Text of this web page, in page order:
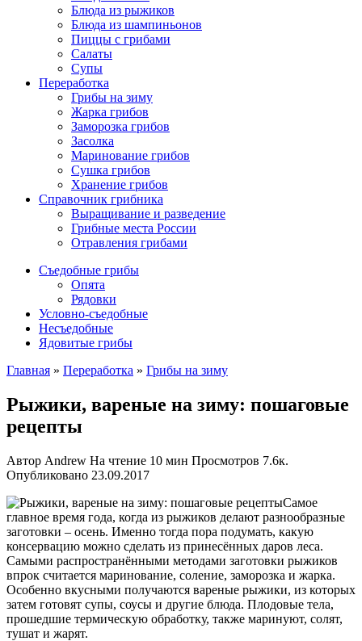
Блюда из рыжиков
Блюда из шампиньонов
Пиццы с грибами
Салаты
Супы
Переработка
Грибы на зиму
Жарка грибов
Заморозка грибов
Засолка
Маринование грибов
Сушка грибов
Хранение грибов
Справочник грибника
Выращивание и разведение
Грибные места России
Отравления грибами
Съедобные грибы
Опята
Рядовки
Условно-съедобные
Несъедобные
Ядовитые грибы
Главная » Переработка » Грибы на зиму
Рыжики, вареные на зиму: пошаговые
рецепты
Автор Andrew На чтение 10 мин Просмотров 7.6к.
Опубликовано 23.09.2017
Самое
главное время года, когда из рыжиков делают разнообразные
заготовки – осень. Именно тогда пора подумать, какую
консервацию можно сделать из принесённых даров леса.
Самыми распространёнными методами заготовки рыжиков
впрок считается маринование, соление, заморозка и жарка.
Особенно вкусными получаются вареные рыжики, из которых
затем готовят супы, соусы и другие блюда. Плодовые тела,
прошедшие термическую обработку, также маринуют, солят,
тушат и жарят.